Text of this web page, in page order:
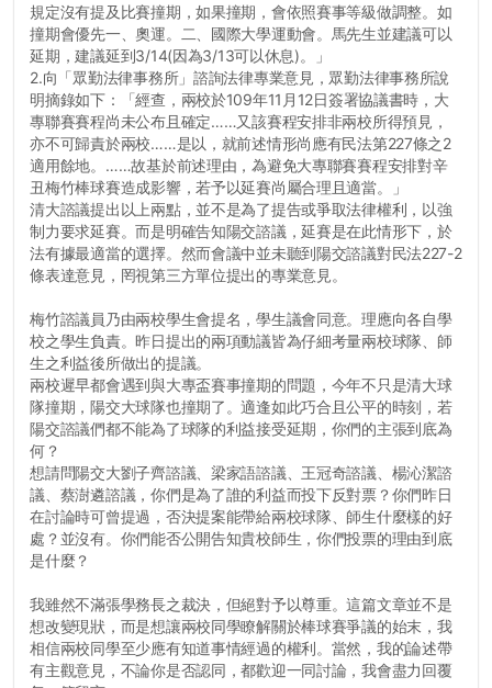
規定沒有提及比賽撞期，如果撞期，會依照賽事等級做調整。如
撞期會優先一、奧運。二、國際大學運動會。馬先生並建議可以
延期，建議延到3/14(因為3/13可以休息)。」
2.向「眾勤法律事務所」諮詢法律專業意見，眾勤法律事務所說
明摘錄如下：「經查，兩校於109年11月12日簽署協議書時，大
專聯賽賽程尚未公布且確定……又該賽程安排非兩校所得預見，
亦不可歸責於兩校……是以，就前述情形尚應有民法第227條之2
適用餘地。……故基於前述理由，為避免大專聯賽賽程安排對辛
丑梅竹棒球賽造成影響，若予以延賽尚屬合理且適當。」
清大諮議提出以上兩點，並不是為了提告或爭取法律權利，以強
制力要求延賽。而是明確告知陽交諮議，延賽是在此情形下，於
法有據最適當的選擇。然而會議中並未聽到陽交諮議對民法227-2
條表達意見，罔視第三方單位提出的專業意見。
梅竹諮議員乃由兩校學生會提名，學生議會同意。理應向各自學
校之學生負責。昨日提出的兩項動議皆為仔細考量兩校球隊、師
生之利益後所做出的提議。
兩校遲早都會遇到與大專盃賽事撞期的問題，今年不只是清大球
隊撞期，陽交大球隊也撞期了。適逢如此巧合且公平的時刻，若
陽交諮議們都不能為了球隊的利益接受延期，你們的主張到底為
何？
想請問陽交大劉子齊諮議、梁家語諮議、王冠奇諮議、楊沁潔諮
議、蔡澍遴諮議，你們是為了誰的利益而投下反對票？你們昨日
在討論時可曾提過，否決提案能帶給兩校球隊、師生什麼樣的好
處？並沒有。你們能否公開告知貴校師生，你們投票的理由到底
是什麼？
我雖然不滿張學務長之裁決，但絕對予以尊重。這篇文章並不是
想改變現狀，而是想讓兩校同學瞭解關於棒球賽爭議的始末，我
相信兩校同學至少應有知道事情經過的權利。當然，我的論述帶
有主觀意見，不論你是否認同，都歡迎一同討論，我會盡力回覆